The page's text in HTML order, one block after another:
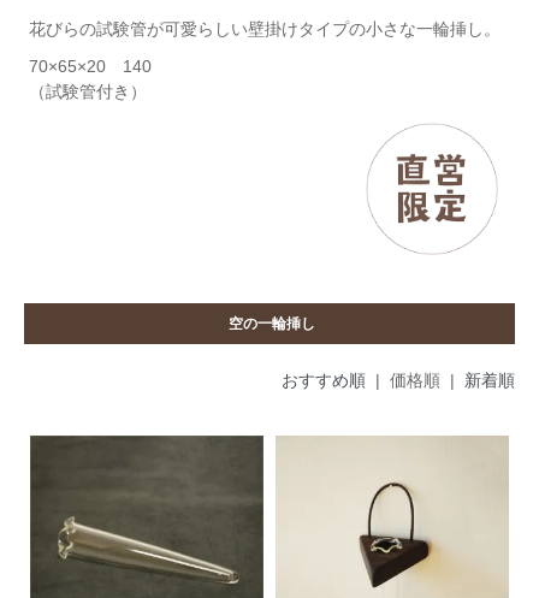
花びらの試験管が可愛らしい壁掛けタイプの小さな一輪挿し。
70×65×20 140
（試験管付き）
空の一輪挿し
おすすめ順 | 価格順 | 新着順